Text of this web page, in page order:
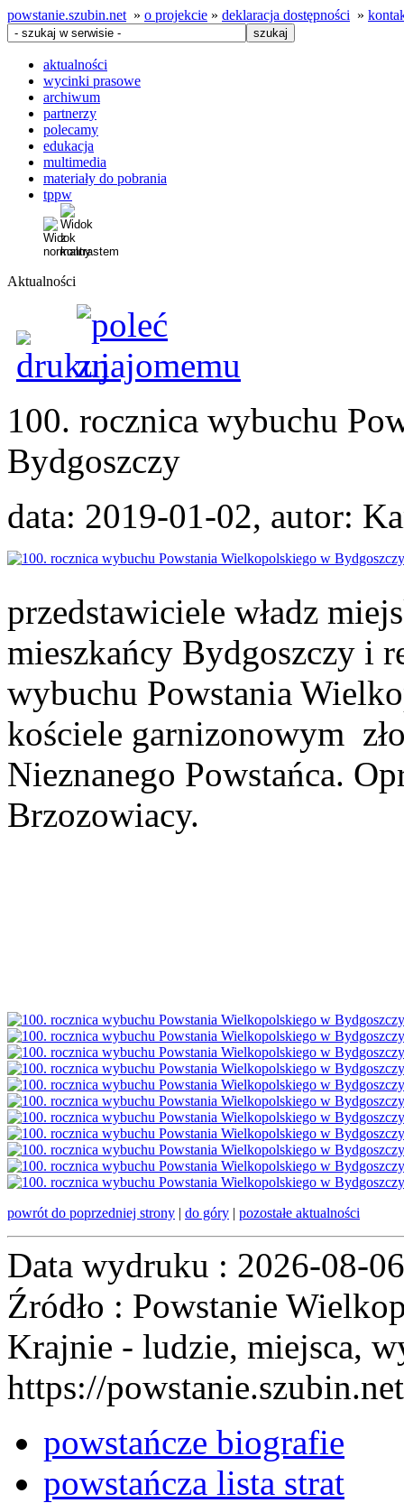
powstanie.szubin.net » o projekcie » deklaracja dostępności »
aktualności
wycinki prasowe
archiwum
partnerzy
polecamy
edukacja
multimedia
materiały do pobrania
tppw
Aktualności
100. rocznica wybuchu
Bydgoszczy
data: 2019-01-02, autor:
przedstawiciele władz
mieszkańcy Bydgoszczy i
wybuchu Powstania
kościele garnizonowym
Nieznanego Powstańca.
Brzozowiacy.
powrót do poprzedniej strony | do góry | pozostałe aktualności
Data wydruku : 2026-08-06
Źródło : Powstanie
Krajnie - ludzie, miejsca,
https://powstanie.szubin.net
powstańcze biografie
powstańcza lista strat